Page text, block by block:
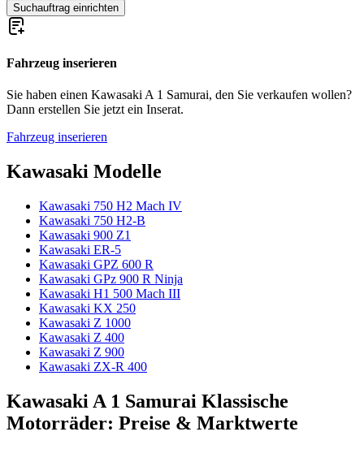
Suchauftrag einrichten
Fahrzeug inserieren
Sie haben einen Kawasaki A 1 Samurai, den Sie verkaufen wollen?
Dann erstellen Sie jetzt ein Inserat.
Fahrzeug inserieren
Kawasaki Modelle
Kawasaki 750 H2 Mach IV
Kawasaki 750 H2-B
Kawasaki 900 Z1
Kawasaki ER-5
Kawasaki GPZ 600 R
Kawasaki GPz 900 R Ninja
Kawasaki H1 500 Mach III
Kawasaki KX 250
Kawasaki Z 1000
Kawasaki Z 400
Kawasaki Z 900
Kawasaki ZX-R 400
Kawasaki A 1 Samurai Klassische
Motorräder: Preise & Marktwerte